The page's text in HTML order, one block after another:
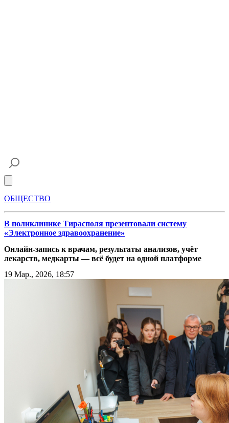
ОБЩЕСТВО
В поликлинике Тирасполя презентовали систему
«Электронное здравоохранение»
Онлайн-запись к врачам, результаты анализов, учёт
лекарств, медкарты — всё будет на одной платформе
19 Мар., 2026, 18:57